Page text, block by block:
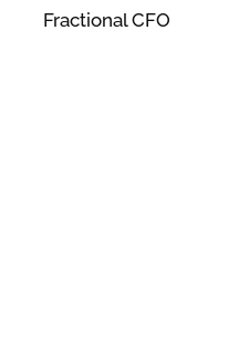
Fractional CFO